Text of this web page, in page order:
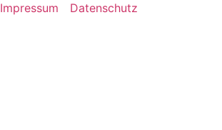
Impressum
Datenschutz